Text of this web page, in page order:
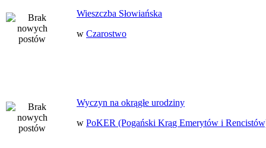
Wieszczba Słowiańska
w Czarostwo
Wyczyn na okrągłe urodziny
w PoKER (Pogański Krąg Emerytów i